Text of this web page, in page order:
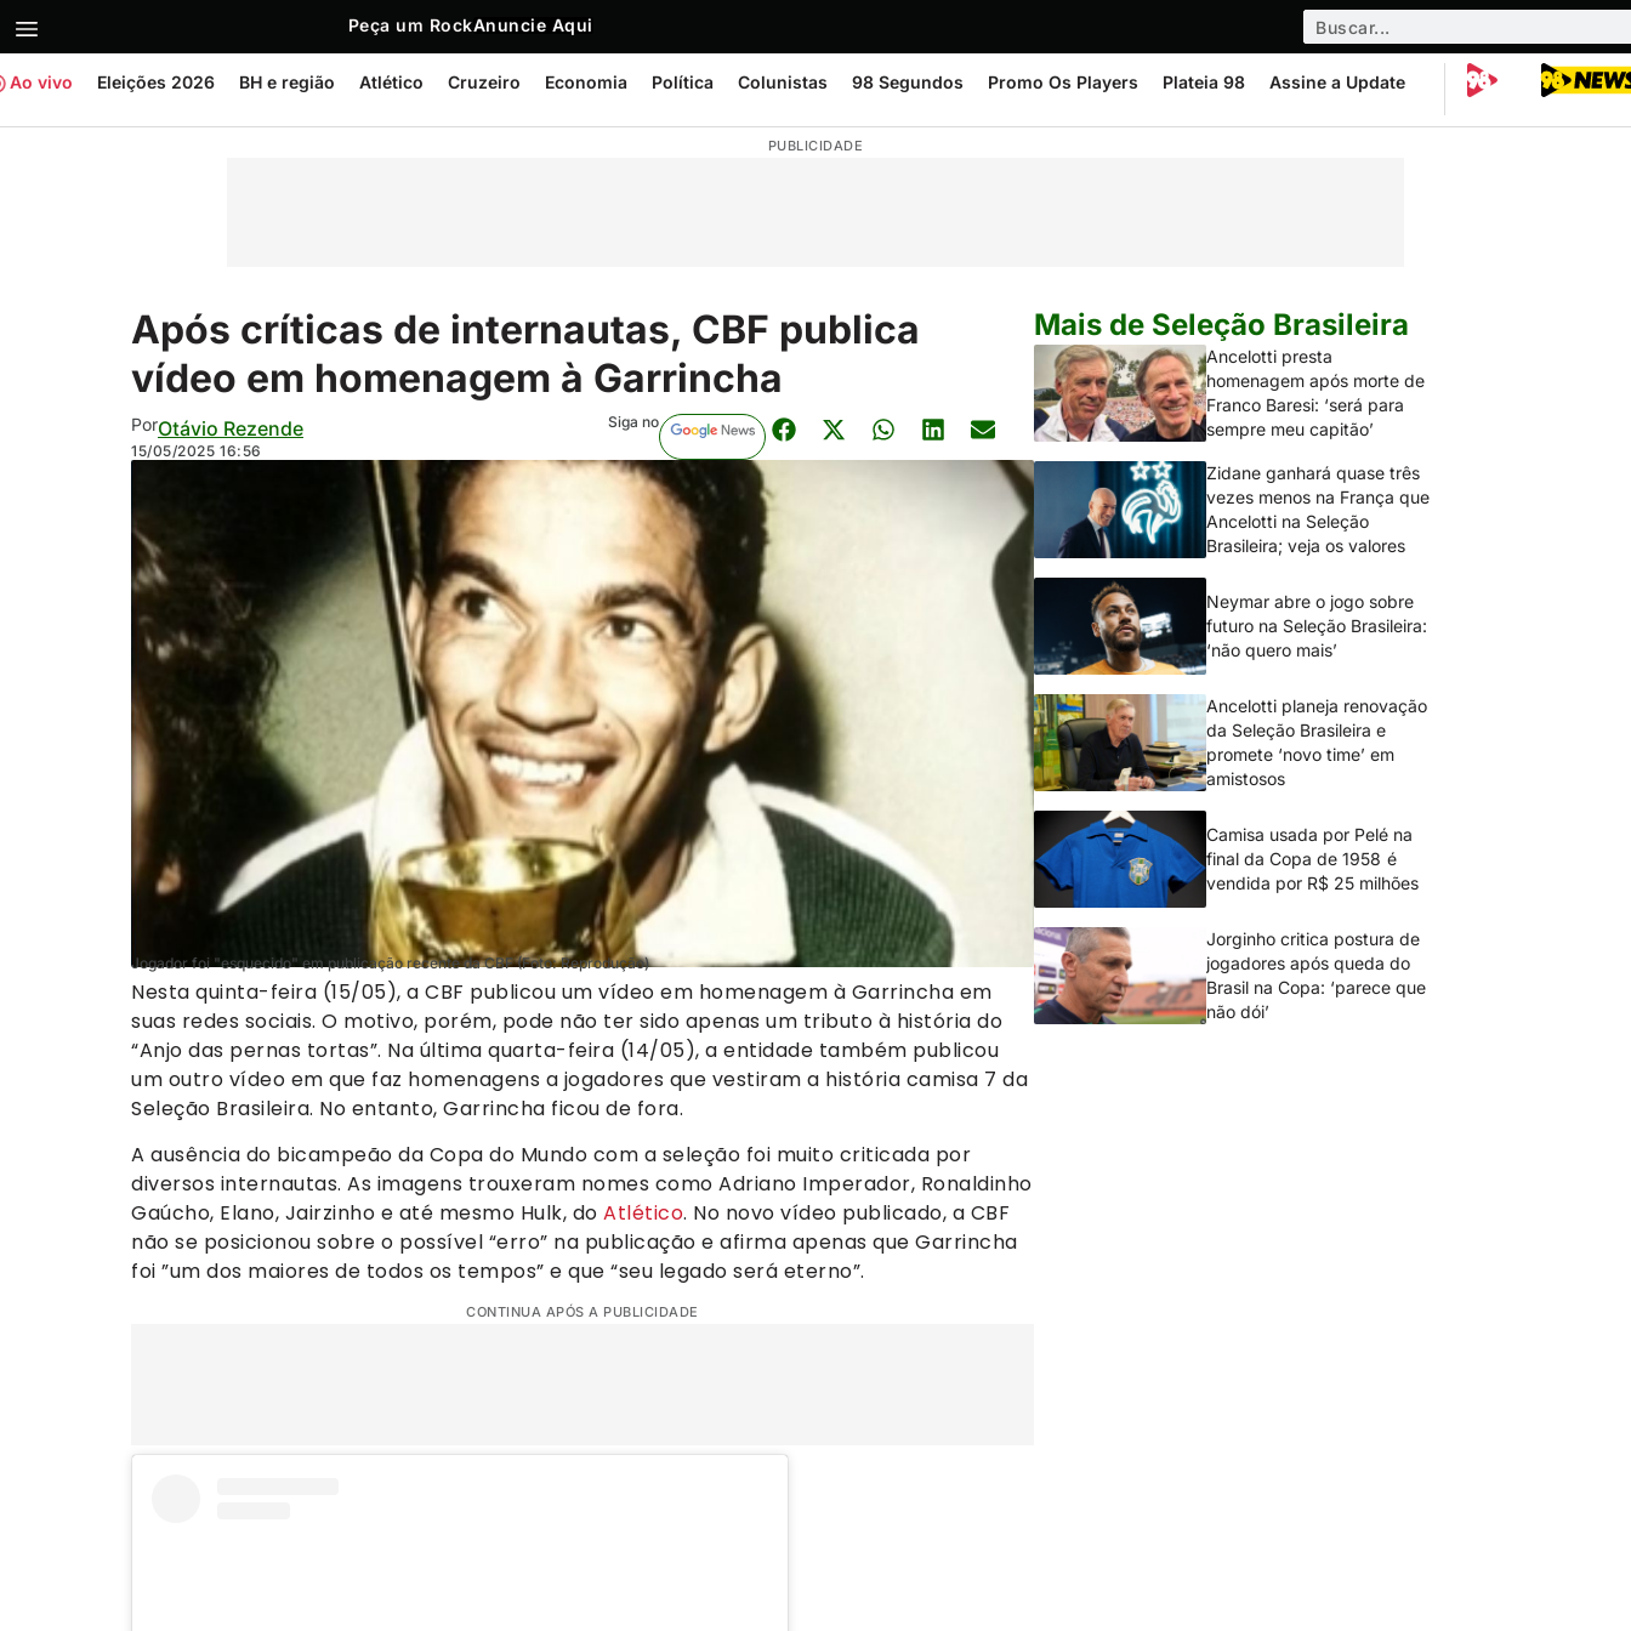
Peça um RockAnuncie Aqui
Ao vivo Eleições 2026 BH e região Atlético Cruzeiro Economia Política Colunistas 98 Segundos Promo Os Players Plateia 98 Assine a Update
PUBLICIDADE
Após críticas de internautas, CBF publica
vídeo em homenagem à Garrincha
PorOtávio Rezende
15/05/2025 16:56
Siga no
Jogador foi "esquecido" em publicação recente da CBF (Foto: Reprodução)
Nesta quinta-feira (15/05), a CBF publicou um vídeo em homenagem à Garrincha em
suas redes sociais. O motivo, porém, pode não ter sido apenas um tributo à história do
“Anjo das pernas tortas”. Na última quarta-feira (14/05), a entidade também publicou
um outro vídeo em que faz homenagens a jogadores que vestiram a história camisa 7 da
Seleção Brasileira. No entanto, Garrincha ficou de fora.
A ausência do bicampeão da Copa do Mundo com a seleção foi muito criticada por
diversos internautas. As imagens trouxeram nomes como Adriano Imperador, Ronaldinho
Gaúcho, Elano, Jairzinho e até mesmo Hulk, do Atlético. No novo vídeo publicado, a CBF
não se posicionou sobre o possível “erro” na publicação e afirma apenas que Garrincha
foi ”um dos maiores de todos os tempos” e que “seu legado será eterno”.
CONTINUA APÓS A PUBLICIDADE
Mais de Seleção Brasileira
Ancelotti presta
homenagem após morte de
Franco Baresi: ‘será para
sempre meu capitão’
Zidane ganhará quase três
vezes menos na França que
Ancelotti na Seleção
Brasileira; veja os valores
Neymar abre o jogo sobre
futuro na Seleção Brasileira:
‘não quero mais’
Ancelotti planeja renovação
da Seleção Brasileira e
promete ‘novo time’ em
amistosos
Camisa usada por Pelé na
final da Copa de 1958 é
vendida por R$ 25 milhões
Jorginho critica postura de
jogadores após queda do
Brasil na Copa: ‘parece que
não dói’